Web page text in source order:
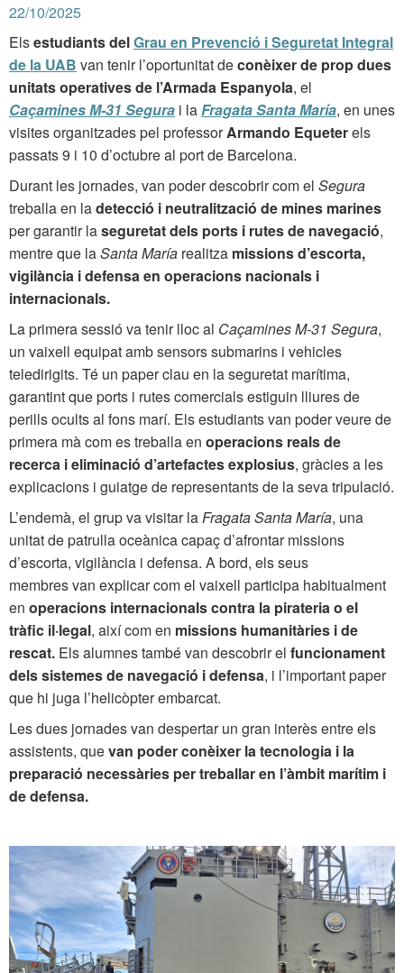
22/10/2025
Elsestudiants delGrau en Prevenció i Seguretat Integral
de la UAB van tenir l’oportunitat deconèixer de prop dues
unitats operatives de l’Armada Espanyola, el
Caçamines M-31 Segura i laFragata Santa María, en unes
visites organitzades pel professorArmando Equeterels
passats 9 i 10 d’octubre al port de Barcelona.
Durant les jornades, van poder descobrir com el Segura
treballa en ladetecció i neutralització de mines marines
per garantir laseguretat dels ports i rutes de navegació,
mentre que laSanta María realitza missions d’escorta,
vigilància i defensa en operacions nacionals i
internacionals.
La primera sessió va tenir lloc al Caçamines M-31 Segura,
un vaixell equipat amb sensors submarins i vehicles
teledirigits. Té un paper clau en la seguretat marítima,
garantint que ports i rutes comercials estiguin lliures de
perills ocults al fons marí. Els estudiants van poder veure de
primera mà com es treballa en operacions reals de
recerca i eliminació d’artefactes explosius, gràcies a les
explicacions i guiatge de representants de la seva tripulació.
L’endemà, el grup va visitar laFragata Santa María, una
unitat de patrulla oceànica capaç d’afrontar missions
d’escorta, vigilància i defensa. A bord, els seus
membres van explicar com el vaixell participa habitualment
en operacions internacionals contra la pirateria o el
tràfic il·legal, així com en missions humanitàries i de
rescat. Els alumnes també van descobrir el funcionament
dels sistemes de navegació i defensa, i l’important paper
que hi juga l’helicòpter embarcat.
Les dues jornades van despertar un gran interès entre els
assistents, quevan poder conèixer la tecnologia i la
preparació necessàries per treballar en l’àmbit marítim i
de defensa.